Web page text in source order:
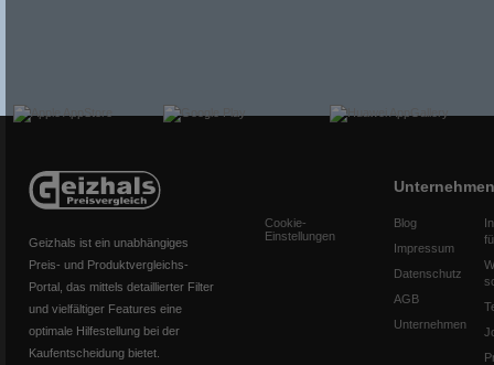
Geizhals ist ein unabhängiges
Preis- und Produktvergleichs-
Portal, das mittels detaillierter Filter
und vielfältiger Features eine
optimale Hilfestellung bei der
Kaufentscheidung bietet.
Cookie-
Einstellungen
Unternehmen
Blog
Impressum
Datenschutz
AGB
Unternehmen